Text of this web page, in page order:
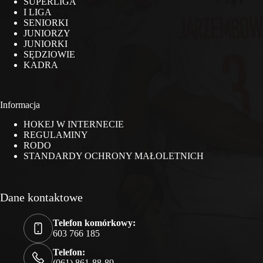
I LIGA
SENIORKI
JUNIORZY
JUNIORKI
SĘDZIOWIE
KADRA
Informacja
HOKEJ W INTERNECIE
REGULAMINY
RODO
STANDARDY OCHRONY MAŁOLETNICH
Dane kontaktowe
Telefon komórkowy:
603 766 185
Telefon: